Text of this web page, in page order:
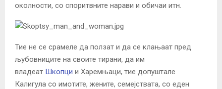
околности, со споритвните нарави и обичаи итн.
Тие не се срамеле да ползат и да се клањаат пред
љубовниците на своите тирани, да им
владеат Шкопци и Харемњаци, тие допуштале
Калигула со имотите, жените, семејствата, со еден